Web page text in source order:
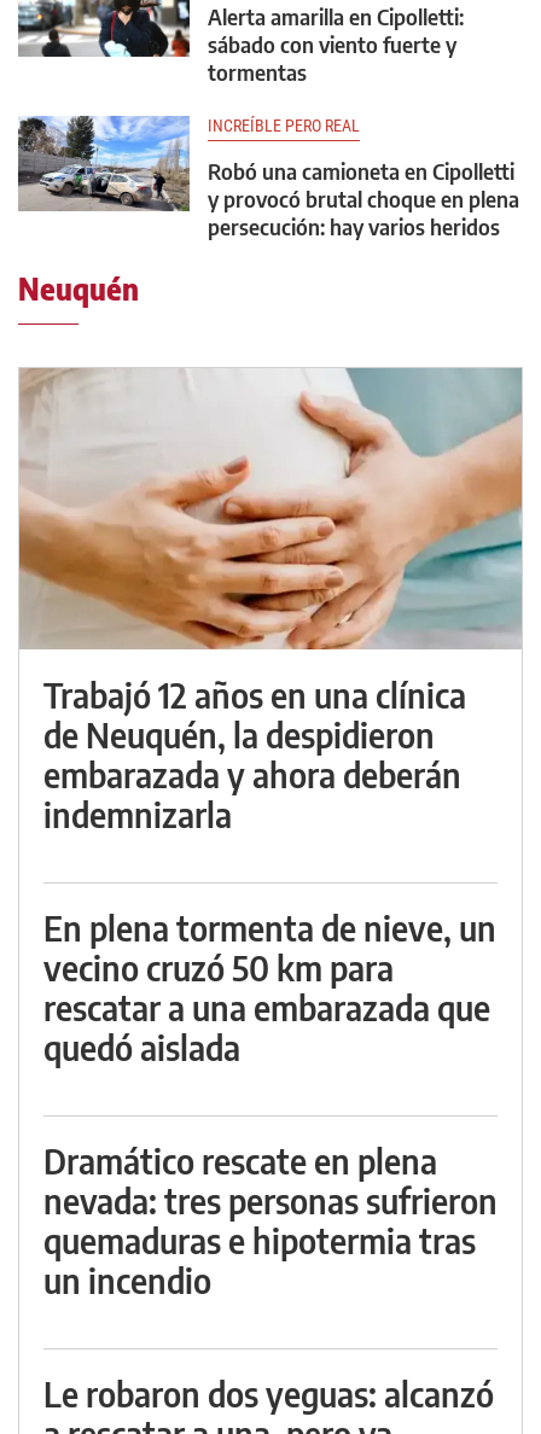
Alerta amarilla en Cipolletti:
sábado con viento fuerte y
tormentas
INCREÍBLE PERO REAL
Robó una camioneta en Cipolletti
y provocó brutal choque en plena
persecución: hay varios heridos
Neuquén
Trabajó 12 años en una clínica
de Neuquén, la despidieron
embarazada y ahora deberán
indemnizarla
En plena tormenta de nieve, un
vecino cruzó 50 km para
rescatar a una embarazada que
quedó aislada
Dramático rescate en plena
nevada: tres personas sufrieron
quemaduras e hipotermia tras
un incendio
Le robaron dos yeguas: alcanzó